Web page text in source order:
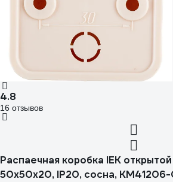
4.8
16 отзывов
Распаечная коробка IEK
50x50x20, IP20, сосна,